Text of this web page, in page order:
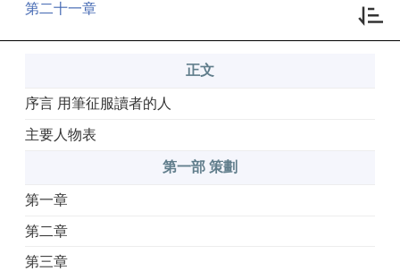
第二十一章
正文
序言 用筆征服讀者的人
主要人物表
第一部 策劃
第一章
第二章
第三章